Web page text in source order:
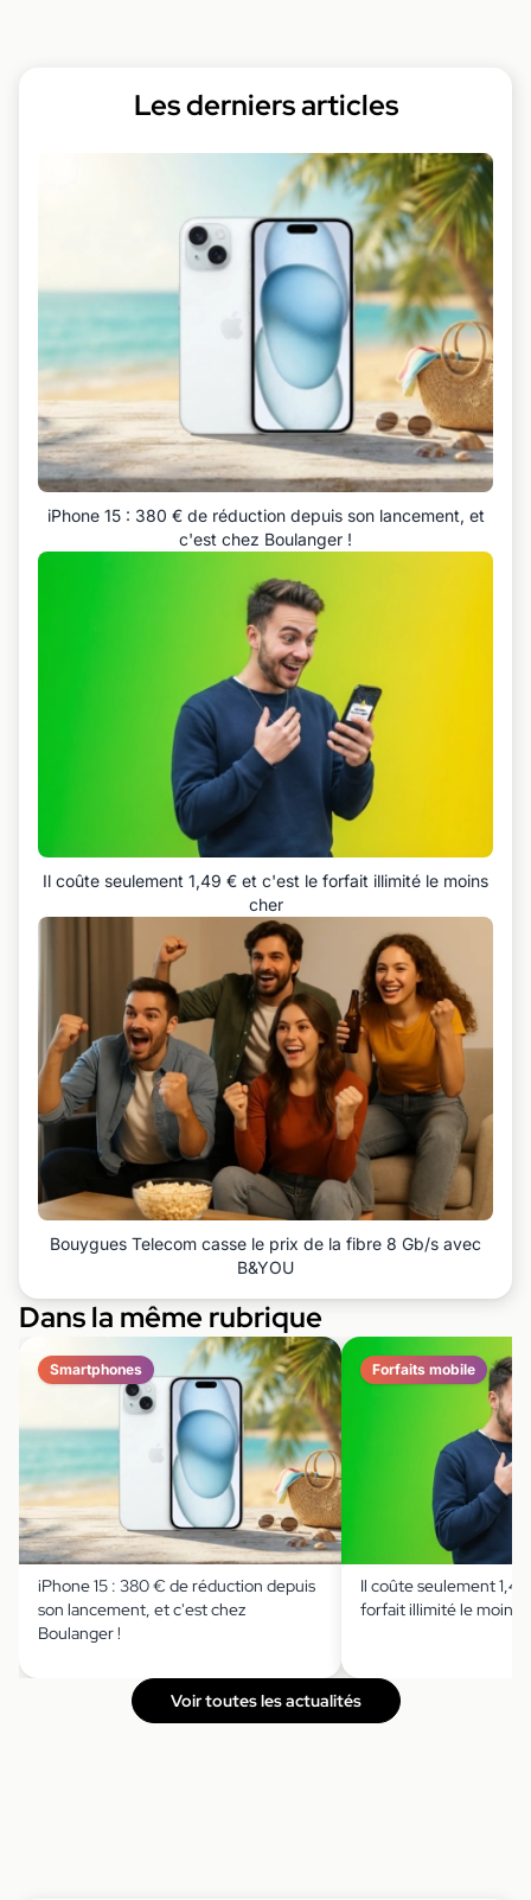
Les derniers articles
iPhone 15 : 380 € de réduction depuis son lancement, et
c'est chez Boulanger !
Il coûte seulement 1,49 € et c'est le forfait illimité le moins
cher
Bouygues Telecom casse le prix de la fibre 8 Gb/s avec
B&YOU
Dans la même rubrique
Smartphones
iPhone 15 : 380 € de réduction depuis
son lancement, et c'est chez
Boulanger !
Forfaits mobile
Il coûte seulement
forfait illimité le moins
Voir toutes les actualités